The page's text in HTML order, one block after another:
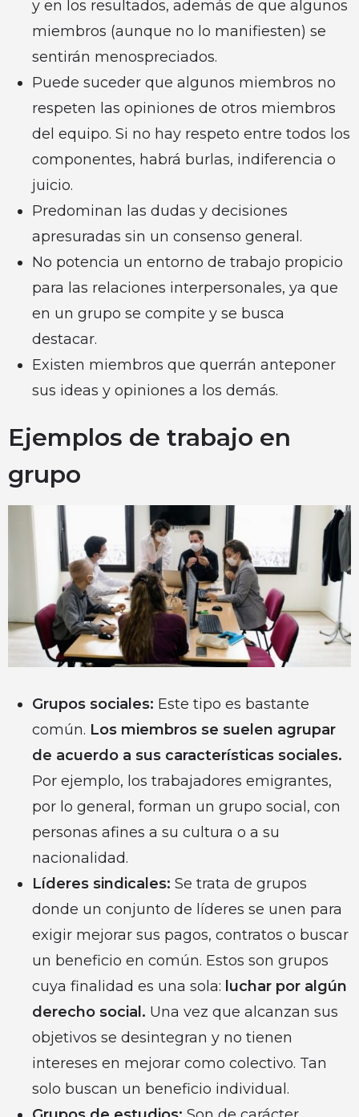
y en los resultados, además de que algunos
miembros (aunque no lo manifiesten) se
sentirán menospreciados.
Puede suceder que algunos miembros no
respeten las opiniones de otros miembros
del equipo. Si no hay respeto entre todos los
componentes, habrá burlas, indiferencia o
juicio.
Predominan las dudas y decisiones
apresuradas sin un consenso general.
No potencia un entorno de trabajo propicio
para las relaciones interpersonales, ya que
en un grupo se compite y se busca
destacar.
Existen miembros que querrán anteponer
sus ideas y opiniones a los demás.
Ejemplos de trabajo en
grupo
Grupos sociales: Este tipo es bastante
común. Los miembros se suelen agrupar
de acuerdo a sus características sociales.
Por ejemplo, los trabajadores emigrantes,
por lo general, forman un grupo social, con
personas afines a su cultura o a su
nacionalidad.
Líderes sindicales: Se trata de grupos
donde un conjunto de líderes se unen para
exigir mejorar sus pagos, contratos o buscar
un beneficio en común. Estos son grupos
cuya finalidad es una sola: luchar por algún
derecho social. Una vez que alcanzan sus
objetivos se desintegran y no tienen
intereses en mejorar como colectivo. Tan
solo buscan un beneficio individual.